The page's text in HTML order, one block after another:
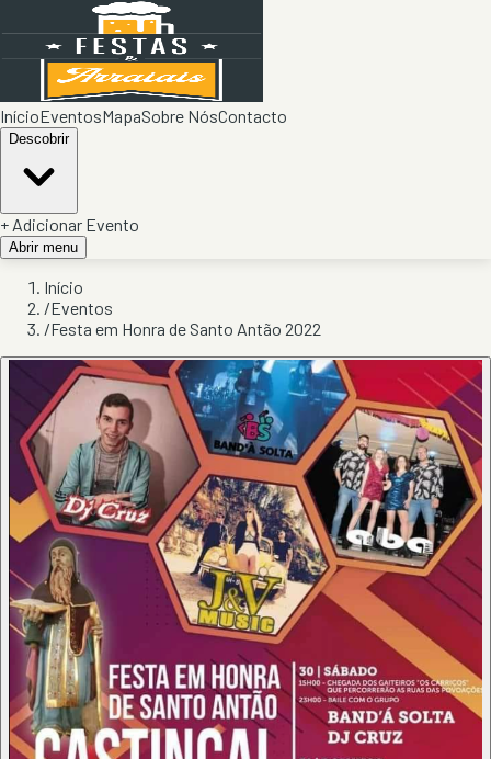
InícioEventosMapaSobre NósContacto
Descobrir
+ Adicionar Evento
Abrir menu
Início
/Eventos
/Festa em Honra de Santo Antão 2022